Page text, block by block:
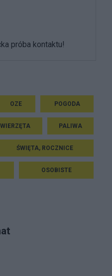
próba kontaktu!
OZE POGODA
PALIWA
ŚWIĘTA, ROCZNICE
OSOBISTE